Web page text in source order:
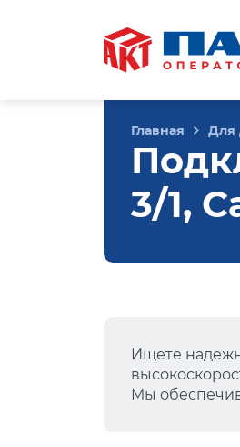
Главная Для
3/1,
Ищете
Мы